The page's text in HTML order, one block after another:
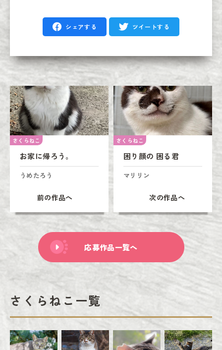
シェアする ツイートする
さくらねこ
お家に帰ろう。
うめたろう
前の作品へ
さくらねこ
困り顔の 困る君
マリリン
次の作品へ
応募作品一覧へ
さくらねこ一覧